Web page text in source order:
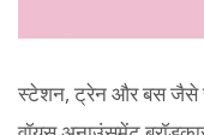
स्टेशन, ट्रेन और बस जैसे